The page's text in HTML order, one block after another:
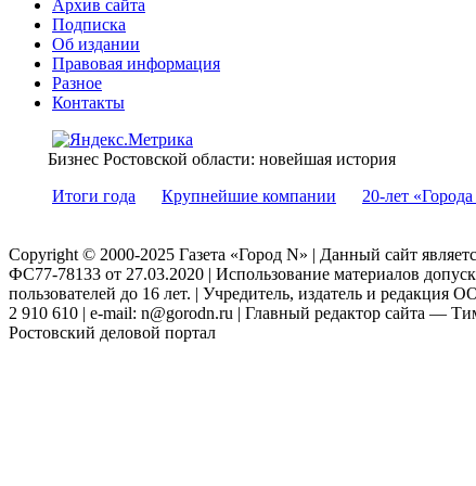
Архив сайта
Подписка
Об издании
Правовая информация
Разное
Контакты
Бизнес Ростовской области: новейшая история
Итоги года
Крупнейшие компании 20-лет
Copyright © 2000-2025 Газета «Город N» | Данный сайт
ФС77-78133 от 27.03.2020 | Использование материалов
пользователей до 16 лет. | Учредитель, издатель и
2 910 610 | e-mail: n@gorodn.ru | Главный редактор сайта —
Ростовский деловой портал